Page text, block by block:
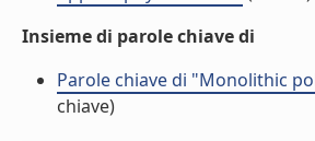
Insieme di parole chiave di
Parole chiave di "Monolithic
chiave)